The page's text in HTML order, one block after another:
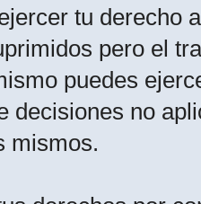
tu derecho
pero el
puedes
decisiones no
mismos.